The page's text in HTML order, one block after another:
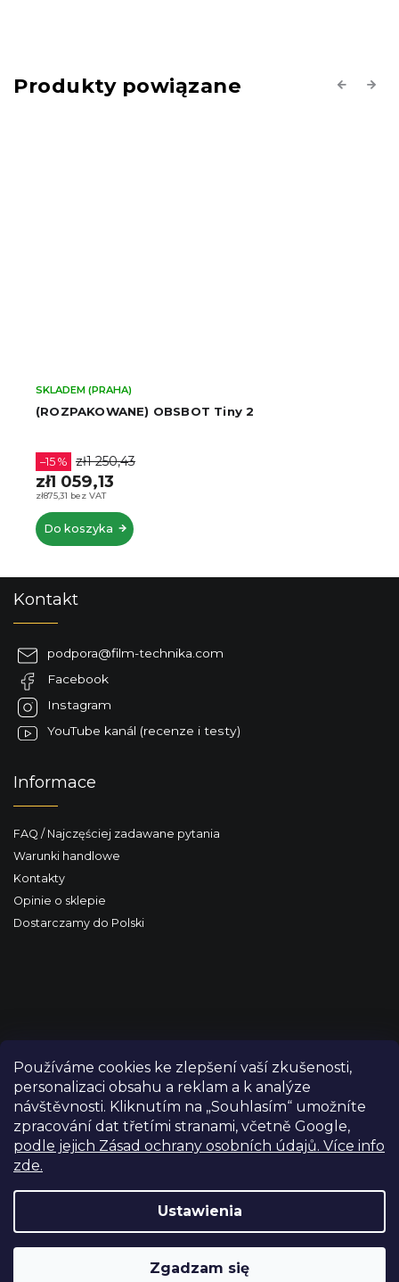
Používáme cookies ke zlepšení vaší zkušenosti,
personalizaci obsahu a reklam a k analýze
návštěvnosti. Kliknutím na „Souhlasím“ umožníte
zpracování dat třetími stranami, včetně Google,
podle jejich Zásad ochrany osobních údajů. Více info
zde.
Ustawienia
Zgadzam się
Produkty powiązane Previous
(ROZPAKOWANE) OBSBOT Tiny 2
SKLADEM (PRAHA)
zł875,31 bez VAT
–15 % zł1 250,43
zł1 059,13
Do koszyka
Next
Kontakt
podpora@film-technika.com
Facebook
Instagram
YouTube kanál (recenze i testy)
Informace
FAQ / Najczęściej zadawane pytania
Warunki handlowe
Kontakty
Opinie o sklepie
Dostarczamy do Polski
Opracował Shoptet
zastrzeżone.
Edytuj ustawienia plików cookie